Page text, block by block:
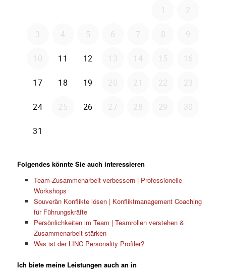
Folgendes könnte Sie auch interessieren
Team-Zusammenarbeit verbessern | Professionelle
Workshops
Souverän Konflikte lösen | Konfliktmanagement Coaching
für Führungskräfte
Persönlichkeiten im Team | Teamrollen verstehen &
Zusammenarbeit stärken
Was ist der LINC Personality Profiler?
Ich biete meine Leistungen auch an in